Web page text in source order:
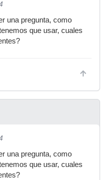
una pregunta, como
que usar, cuales
una pregunta, como
que usar, cuales